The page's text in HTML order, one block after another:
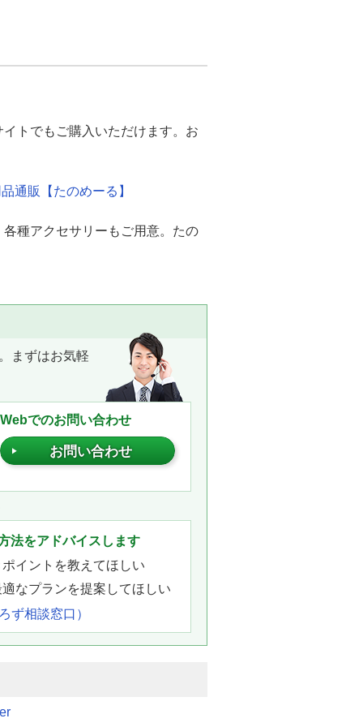
トでもご購入いただけます。お
通販【たのめーる】
種アクセサリーもご用意。たの
まずはお気軽
Webでのお問い合わせ
お問い合わせ
法をアドバイスします
イントを教えてほしい
なプランを提案してほしい
ず相談窓口）